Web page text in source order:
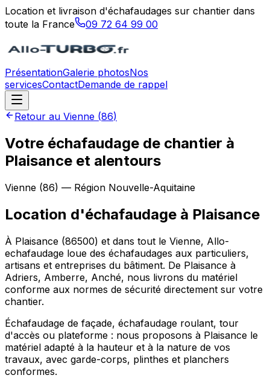
Location et livraison d'échafaudages sur chantier dans
toute la France
09 72 64 99 00
PrésentationGalerie photosNos
servicesContactDemande de rappel
Retour au Vienne (86)
Votre échafaudage de chantier à
Plaisance et alentours
Vienne (86) — Région Nouvelle-Aquitaine
Location d'échafaudage à Plaisance
À Plaisance (86500) et dans tout le Vienne, Allo-
echafaudage loue des échafaudages aux particuliers,
artisans et entreprises du bâtiment. De Plaisance à
Adriers, Amberre, Anché, nous livrons du matériel
conforme aux normes de sécurité directement sur votre
chantier.
Échafaudage de façade, échafaudage roulant, tour
d'accès ou plateforme : nous proposons à Plaisance le
matériel adapté à la hauteur et à la nature de vos
travaux, avec garde-corps, plinthes et planchers
conformes.